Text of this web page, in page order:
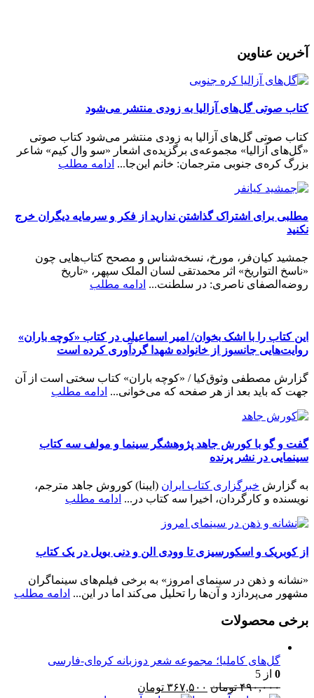
آخرین عناوین
کتاب صوتی گل‌های آزالیا به زودی منتشر می‌شود
کتاب صوتی گل‌های آزالیا به زودی منتشر می‌شود کتاب صوتی
«گل‌های آزالیا» مجموعه‌ی برگزیده‌ی اشعار «سو وال کیم» شاعر
بزرگ کره‌ی جنوبی مترجمان: خانم این‌جا... ادامه مطلب
مطلبی برای اشتراک گذاشتن ندارید از فکر و سرمایه دیگران خرج
نکنید
جمشید کیان‌فر، مورخ، نسخه‌شناس و مصحح کتاب‌هایی چون
«ناسخ التواریخ» اثر محمدتقی لسان الملک سپهر، «تاریخ
روضه‌الصفای ناصری: در سلطنت... ادامه مطلب
این کتاب را با اشک بخوان/ امیر اسماعیلی در کتاب «کوچه باران»
روایت‌هایی جانسوز از خانواده شهدا گردآوری کرده است
گزارش مصطفی وثوق‌کیا / «کوچه باران» کتاب سختی است از آن
جهت که باید بعد از هر صفحه که می‌خوانی... ادامه مطلب
گفت و گو با کورش جاهد پژوهشگر سینما و مولف سه کتاب
سینمایی در نشر پرنده
به گزارش خبرگزاری کتاب ایران (ایبنا) کوروش جاهد مترجم،
نویسنده و کارگردان، اخیرا سه کتاب در... ادامه مطلب
از کوبریک و اسکورسیزی تا وودی الن و دنی بویل در یک کتاب
«نشانه و ذهن در سینمای امروز» به برخی فیلم‌های سینماگران
مشهور می‌پردازد و آن‌ها را تحلیل می‌کند اما در این... ادامه مطلب
برخی محصولات
گل‌های کاملیا؛ مجموعه شعر دوزبانه کره‌ای-فارسی
0 از 5
۴۹۰,۰۰۰ تومان قیمت
۳۶۷,۵۰۰ تومان